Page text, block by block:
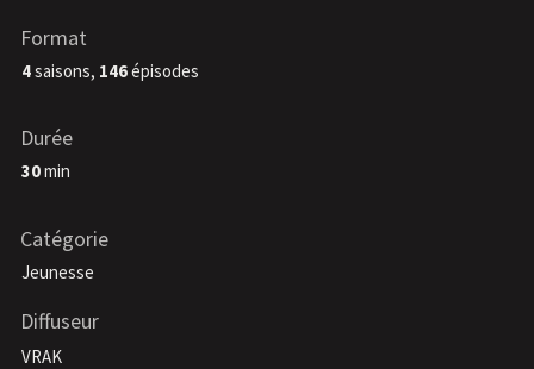
Format
4saisons, 146épisodes
Durée
30min
Catégorie
Jeunesse
Diffuseur
VRAK